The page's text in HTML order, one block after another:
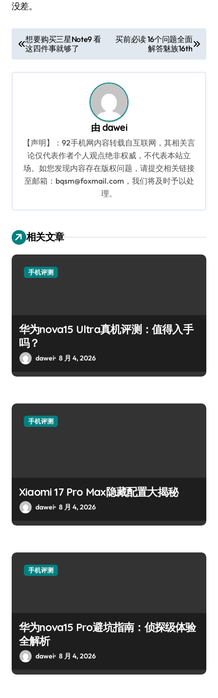
没差。
章
导
想要购买三星Note9 看
这四件事就够了
买前必读 16个问题全面
解答魅族16th
由 dawei
【声明】：92手机网内容转载自互联网，其相关言
论仅代表作者个人观点绝非权威，不代表本站立
场。如您发现内容存在版权问题，请提交相关链接
至邮箱：bqsm@foxmail.com，我们将及时予以处
理。
相关文章
手机评测
华为nova15 Ultra真机评测：值得入手
吗？
dawei 8 月 4, 2026
手机评测
Xiaomi 17 Pro Max隐藏配置大揭秘
dawei 8 月 4, 2026
手机评测
华为nova15 Pro避坑指南：侦探级体验
全解析
dawei 8 月 4, 2026